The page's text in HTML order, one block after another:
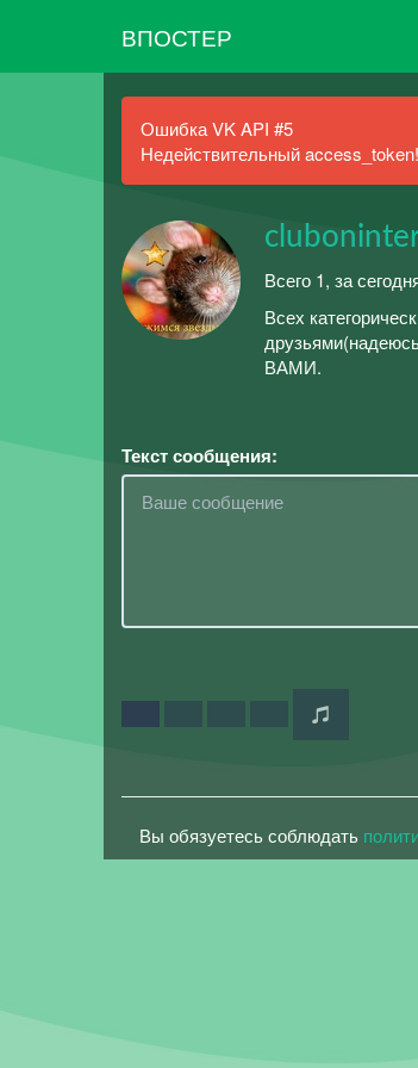
ВПОСТЕР
Ошибка VK API #5
Недействительный
Всего 1, за
Всех
ВАМИ.
Текст сообщения:
Вы обязуетесь соблюдать